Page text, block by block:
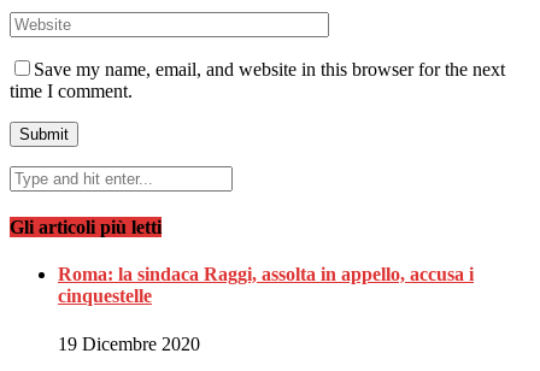
Save my name, email, and website in this browser for the next
time I comment.
Gli articoli più letti
Roma: la sindaca Raggi, assolta in appello, accusa i
cinquestelle
19 Dicembre 2020